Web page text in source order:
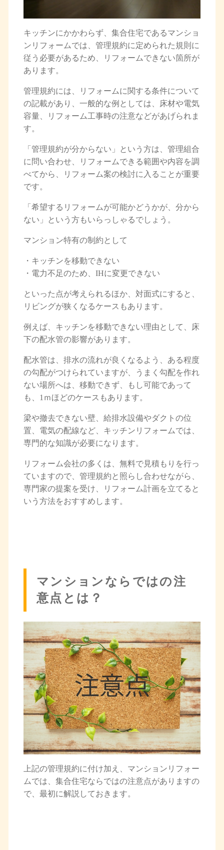
キッチンにかかわらず、集合住宅であるマンショ
ンリフォームでは、管理規約に定められた規則に
従う必要があるため、リフォームできない箇所が
あります。
管理規約には、リフォームに関する条件について
の記載があり、一般的な例としては、床材や電気
容量、リフォーム工事時の注意などがあげられま
す。
「管理規約が分からない」という方は、管理組合
に問い合わせ、リフォームできる範囲や内容を調
べてから、リフォーム案の検討に入ることが重要
です。
「希望するリフォームが可能かどうかが、分から
ない」という方もいらっしゃるでしょう。
マンション特有の制約として
・キッチンを移動できない
・電力不足のため、IHに変更できない
といった点が考えられるほか、対面式にすると、
リビングが狭くなるケースもあります。
例えば、キッチンを移動できない理由として、床
下の配水管の影響があります。
配水管は、排水の流れが良くなるよう、ある程度
の勾配がつけられていますが、うまく勾配を作れ
ない場所へは、移動できず、もし可能であって
も、1ｍほどのケースもあります。
梁や撤去できない壁、給排水設備やダクトの位
置、電気の配線など、キッチンリフォームでは、
専門的な知識が必要になります。
リフォーム会社の多くは、無料で見積もりを行っ
ていますので、管理規約と照らし合わせながら、
専門家の提案を受け、リフォーム計画を立てると
いう方法をおすすめします。
マンションならではの注
意点とは？
上記の管理規約に付け加え、マンションリフォー
ムでは、集合住宅ならではの注意点がありますの
で、最初に解説しておきます。